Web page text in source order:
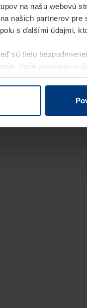
na našu webovú
našich partnerov pre
s ďalšími údajmi,
sú tieto
Vaše povolenie
osobných údajovnašej